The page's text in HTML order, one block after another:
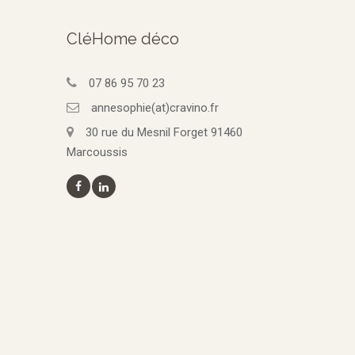
CléHome déco
07 86 95 70 23
annesophie(at)cravino.fr
30 rue du Mesnil Forget 91460
Marcoussis